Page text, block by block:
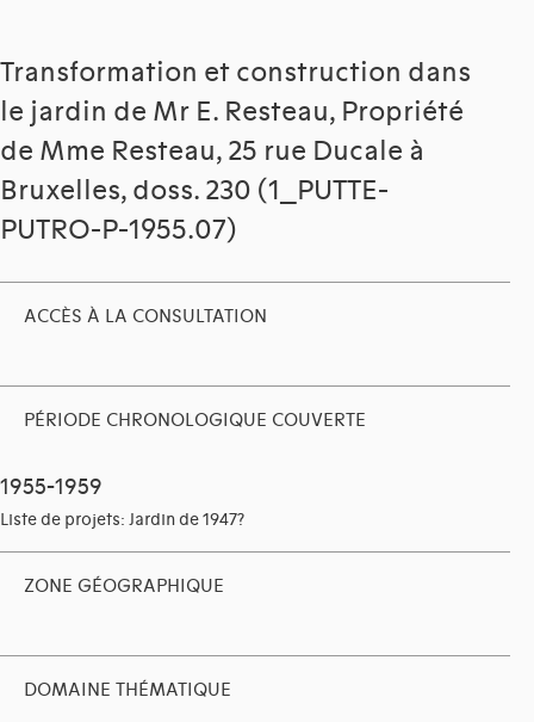
Transformation et construction dans
le jardin de Mr E. Resteau, Propriété
de Mme Resteau, 25 rue Ducale à
Bruxelles, doss. 230 (1_PUTTE-
PUTRO-P-1955.07)
ACCÈS À LA CONSULTATION
PÉRIODE CHRONOLOGIQUE COUVERTE
1955-1959
Liste de projets: Jardin de 1947?
ZONE GÉOGRAPHIQUE
DOMAINE THÉMATIQUE